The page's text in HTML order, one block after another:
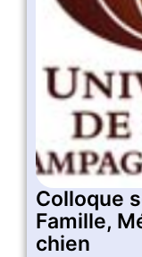
Colloque
Famille,
chien